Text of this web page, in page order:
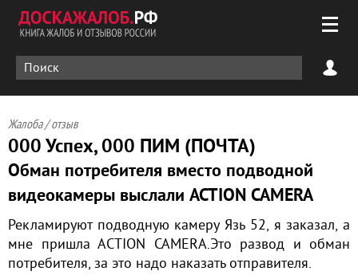
Жалоба / отзыв
000 Успех, 000 ПИМ (ПОЧТА)
Обман потребителя вместо подводной
видеокамеры выслали ACTION CAMERA
Рекламируют подводную камеру Язь 52, я заказал, а
мне пришла АСTION CAMERA.Это развод и обман
потребителя, за это надо наказать отправителя.